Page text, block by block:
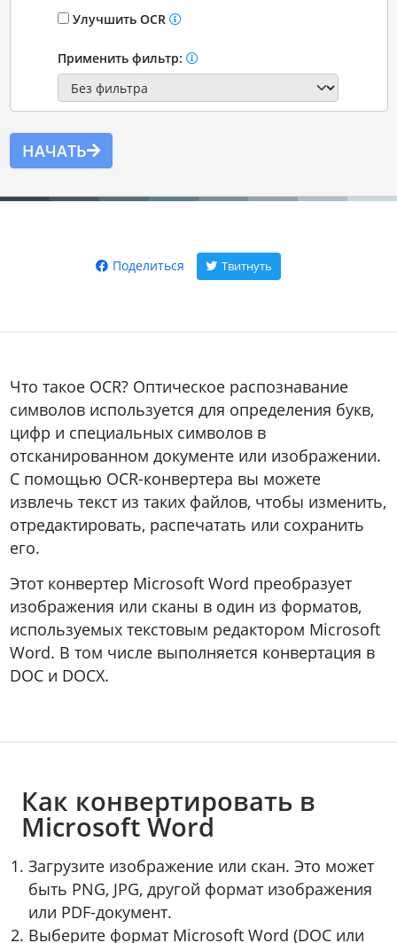
Улучшить OCR
Применить фильтр:
НАЧАТЬ
Поделиться Твитнуть
Что такое OCR? Оптическое распознавание
символов используется для определения букв,
цифр и специальных символов в
отсканированном документе или изображении.
С помощью OCR-конвертера вы можете
извлечь текст из таких файлов, чтобы изменить,
отредактировать, распечатать или сохранить
его.
Этот конвертер Microsoft Word преобразует
изображения или сканы в один из форматов,
используемых текстовым редактором Microsoft
Word. В том числе выполняется конвертация в
DOC и DOCX.
Как конвертировать в
Microsoft Word
Загрузите изображение или скан. Это может
быть PNG, JPG, другой формат изображения
или PDF-документ.
Выберите формат Microsoft Word (DOC или